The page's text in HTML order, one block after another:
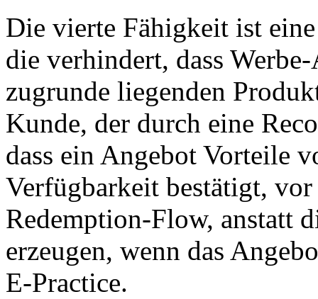
Die vierte Fähigkeit ist
die verhindert, dass
zugrunde liegenden
Kunde, der durch eine
dass ein Angebot Vorteile
Verfügbarkeit bestätigt,
Redemption-Flow, anstatt
erzeugen, wenn das
E-Practice.